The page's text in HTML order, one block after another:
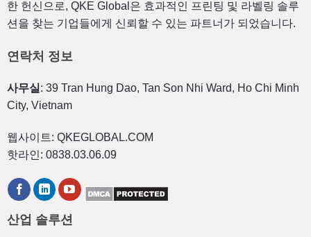
한 헌신으로, QKE Global은 효과적인 프린팅 및 라벨링 솔루
션을 찾는 기업들에게 신뢰할 수 있는 파트너가 되었습니다.
연락처 정보
사무실 : 39 Tran Hung Dao, Tan Son Nhi Ward, Ho Chi Minh
City, Vietnam
웹사이트: QKEGLOBAL.COM
핫라인: 0838.03.06.09
산업 솔루션